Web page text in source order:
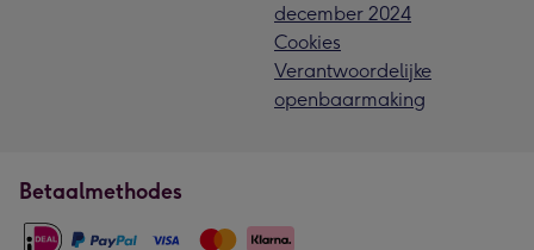
december 2024
Cookies
Verantwoordelijke
openbaarmaking
Betaalmethodes